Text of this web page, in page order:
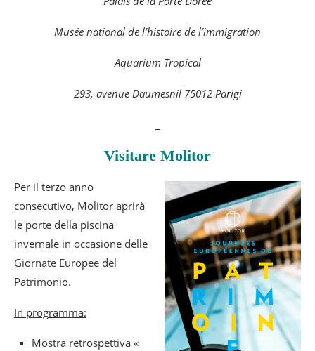
Musée national de l’histoire de l’immigration
Aquarium Tropical
293, avenue Daumesnil 75012 Parigi
Visitare Molitor
Per il terzo anno
consecutivo, Molitor aprirà
le porte della piscina
invernale in occasione delle
Giornate Europee del
Patrimonio.
In programma:
Mostra retrospettiva «